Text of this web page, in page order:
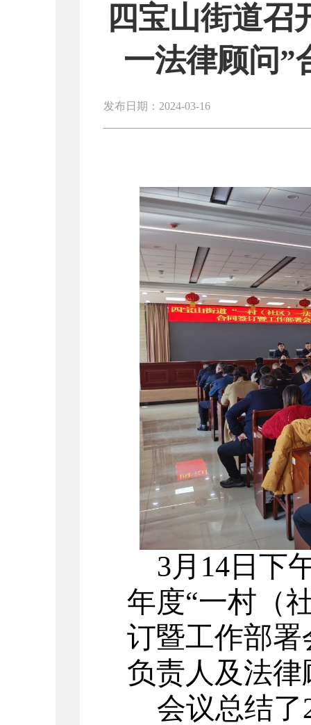
四宝山街道召
一法律顾问”
发布日期：2024-03-16
3月 14日下
年度“一村（
订暨工作部
负责人及法律
会议总结了